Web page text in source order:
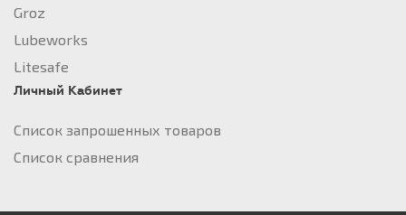
Groz
Lubeworks
Litesafe
Личный Кабинет
Список запрошенных товаров
Список сравнения